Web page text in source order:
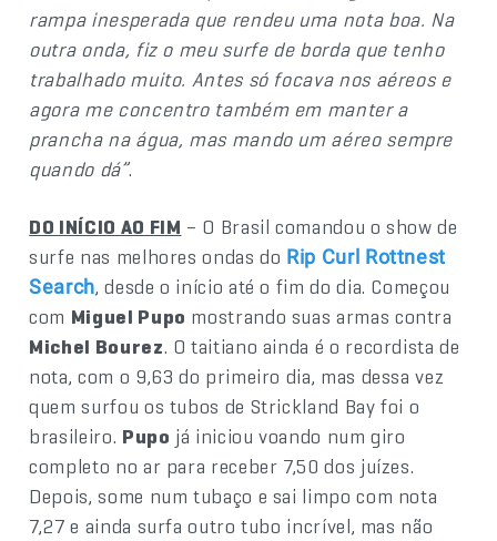
rampa inesperada que rendeu uma nota boa. Na
outra onda, fiz o meu surfe de borda que tenho
trabalhado muito. Antes só focava nos aéreos e
agora me concentro também em manter a
prancha na água, mas mando um aéreo sempre
quando dá”.
DO INÍCIO AO FIM – O Brasil comandou o show de
surfe nas melhores ondas do Rip Curl Rottnest
Search, desde o início até o fim do dia. Começou
com Miguel Pupo mostrando suas armas contra
Michel Bourez. O taitiano ainda é o recordista de
nota, com o 9,63 do primeiro dia, mas dessa vez
quem surfou os tubos de Strickland Bay foi o
brasileiro. Pupo já iniciou voando num giro
completo no ar para receber 7,50 dos juízes.
Depois, some num tubaço e sai limpo com nota
7,27 e ainda surfa outro tubo incrível, mas não